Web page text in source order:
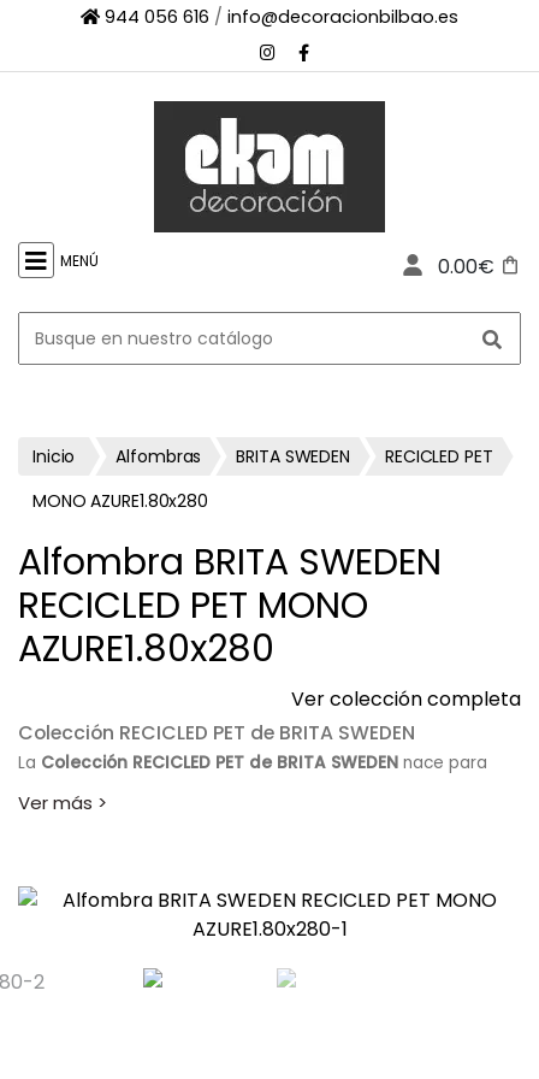
944 056 616 / info@decoracionbilbao.es
MENÚ 0.00€
INICIO
SHOWROOM
ESPACIO
PROYECTOS
Inicio Alfombras BRITA SWEDEN
RECICLED PET
MONO AZURE1.80x280
Alfombra BRITA SWEDEN
RECICLED PET MONO
AZURE1.80x280
Ver colección completa
Colección RECICLED PET de BRITA SWEDEN
La Colección RECICLED PET de BRITA SWEDEN nace para
comprometida con el cuidado del medio ambiente. Sus
firma sueca.
Cada pieza ofrece una extraordinaria resistencia al uso
diario, una agradable textura y una estética atemporal
capaz de integrarse en cualquier ambiente. Gracias a su
fácil mantenimiento y a la versatilidad de sus diseños, esta